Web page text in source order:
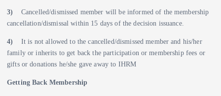
3)
Cancelled/dismissed member will be informed of the membership
cancellation/dismissal within 15 days of the decision issuance.
4)
It is not allowed to the cancelled/dismissed member and his/her
family or inherits to get back the participation or membership fees or
gifts or donations he/she gave away to IHRM
Getting Back Membership